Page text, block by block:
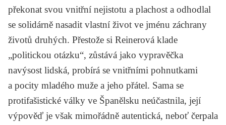
překonat svou vnitřní nejistotu a plachost a odhodlal
se solidárně nasadit vlastní život ve jménu záchrany
životů druhých. Přestože si Reinerová klade
„politickou otázku“, zůstává jako vypravěčka
navýsost lidská, probírá se vnitřními pohnutkami
a pocity mladého muže a jeho přátel. Sama se
protifašistické války ve Španělsku neúčastnila, její
výpověď je však mimořádně autentická, neboť čerpala